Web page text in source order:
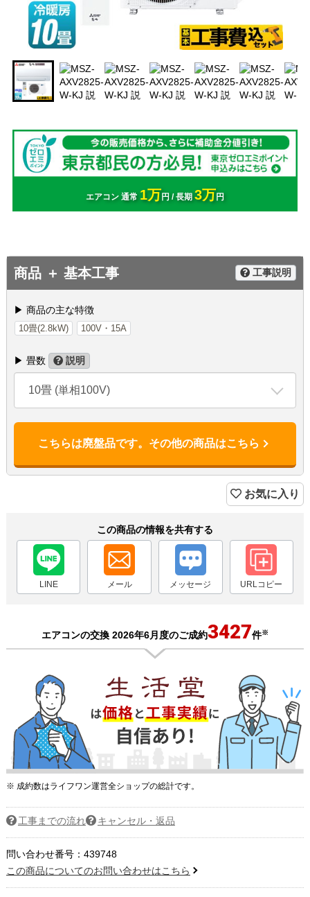
エアコン 通常 1万円 / 長期 3万円
商品 ＋ 基本工事 工事説明
▶ 商品の主な特徴
10畳(2.8kW) 100V・15A
▶ 畳数 説明
10畳 (単相100V)
こちらは廃盤品です。その他の商品はこちら
お気に入り
この商品の情報を共有する
LINE メール メッセージ URLコピー
エアコンの交換 2026年6月度のご成約3427件※
※ 成約数はライフワン運営全ショップの総計です。
工事までの流れ キャンセル・返品
問い合わせ番号：439748
この商品についてのお問い合わせはこちら